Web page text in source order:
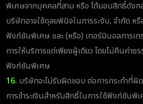
พิเศษจากบุคคลที่สาม หรือ ได้มอบสิทธิ์ดังก
บริษัทอาจใช้ดุลยพินิจในการระงับ, จำกัด ห
ฟังก์ชันพิเศษ และ (หรือ) เทอร์มินอลการเ
การให้บริการแต่เพียงผู้เดียว โดยไม่คืนค่าธ
ฟังก์ชันพิเศษ
16. บริษัทจะไม่รับผิดชอบ ต่อการกระทำที่ผิ
การชำระเงินสำหรับสิทธิ์ในการใช้ฟังก์ชัน